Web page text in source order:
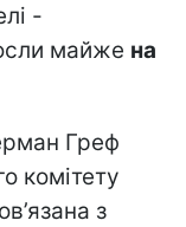
-
майже на
Греф
комітету
з